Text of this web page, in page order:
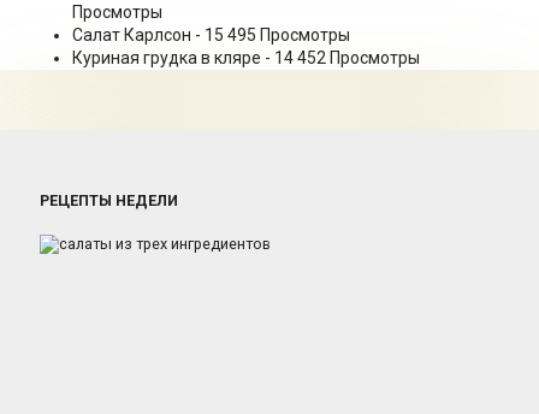
Просмотры
Салат Карлсон - 15 495 Просмотры
Куриная грудка в кляре - 14 452 Просмотры
РЕЦЕПТЫ НЕДЕЛИ